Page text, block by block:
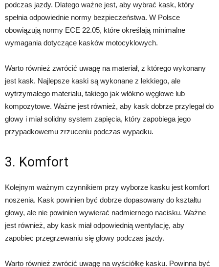
podczas jazdy. Dlatego ważne jest, aby wybrać kask, który
spełnia odpowiednie normy bezpieczeństwa. W Polsce
obowiązują normy ECE 22.05, które określają minimalne
wymagania dotyczące kasków motocyklowych.
Warto również zwrócić uwagę na materiał, z którego wykonany
jest kask. Najlepsze kaski są wykonane z lekkiego, ale
wytrzymałego materiału, takiego jak włókno węglowe lub
kompozytowe. Ważne jest również, aby kask dobrze przylegał do
głowy i miał solidny system zapięcia, który zapobiega jego
przypadkowemu zrzuceniu podczas wypadku.
3. Komfort
Kolejnym ważnym czynnikiem przy wyborze kasku jest komfort
noszenia. Kask powinien być dobrze dopasowany do kształtu
głowy, ale nie powinien wywierać nadmiernego nacisku. Ważne
jest również, aby kask miał odpowiednią wentylację, aby
zapobiec przegrzewaniu się głowy podczas jazdy.
Warto również zwrócić uwagę na wyściółkę kasku. Powinna być